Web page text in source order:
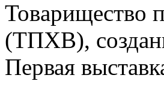
Toвapищecтвo
(ТПХВ),
Первая